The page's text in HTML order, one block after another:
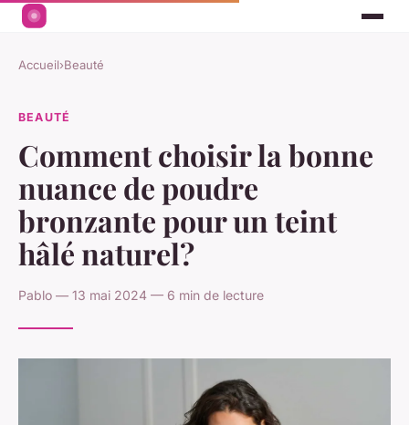
Accueil›Beauté
BEAUTÉ
Comment choisir la bonne
nuance de poudre
bronzante pour un teint
hâlé naturel?
Pablo — 13 mai 2024 — 6 min de lecture